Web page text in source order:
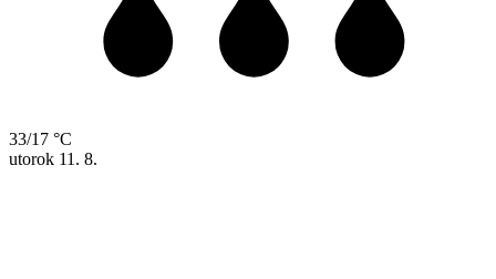
33/17 °C
utorok 11. 8.